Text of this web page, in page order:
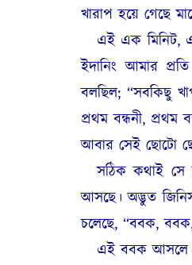
খারাপ হয়ে গেছে
এই এক মিনিট,
ইদানিং আমার
বলছিল; “সবকিছু
প্রথম বন্ধনী, প্রথম
আবার সেই ছোটো
সঠিক কথাই সে
আসছে। অদ্ভুত
চলেছে, “ববক,
এই ববক আসলে